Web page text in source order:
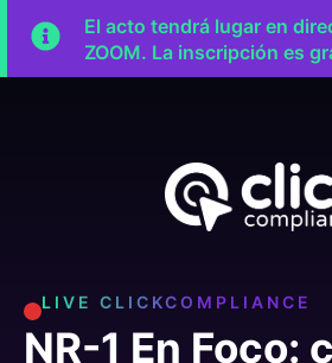
El acto tendrá lugar en
ZOOM. La inscripción es
LIVE CLICKCOMPLIANCE
NR-1 En Foco: